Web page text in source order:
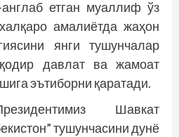
етган муаллиф ўз
амалиётда жаҳон
янги тушунчалар
давлат ва жамоат
эътиборни қаратади.
Шавкат
тушунчасини дунё